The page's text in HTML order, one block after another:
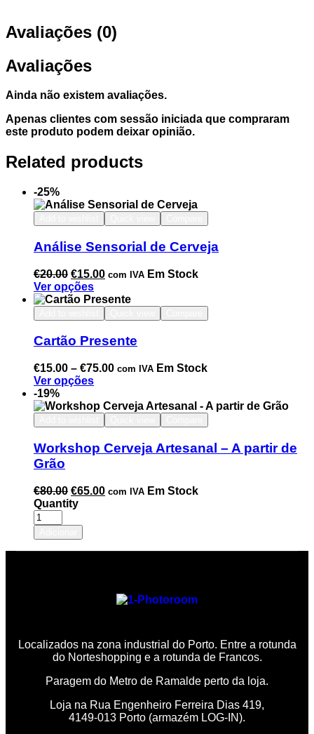
Avaliações (0)
Avaliações
Ainda não existem avaliações.
Apenas clientes com sessão iniciada que compraram
este produto podem deixar opinião.
Related products
-25%
Análise Sensorial de Cerveja
€20.00 €15.00 com IVA Em Stock
Ver opções
Cartão Presente
€15.00 – €75.00 com IVA Em Stock
Ver opções
-19%
Workshop Cerveja Artesanal – A partir de
Grão
€80.00 €65.00 com IVA Em Stock
Quantity
Localizados na zona industrial do Porto. Entre a rotunda
do Norteshopping e a rotunda de Francos.
Paragem do Metro de Ramalde perto da loja.
Loja na Rua Engenheiro Ferreira Dias 419,
4149-013 Porto (armazém LOG-IN).